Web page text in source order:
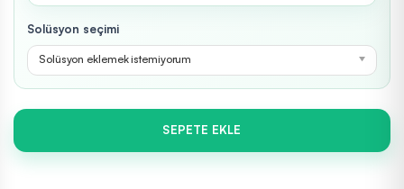
Solüsyon seçimi
Solüsyon eklemek istemiyorum
SEPETE EKLE